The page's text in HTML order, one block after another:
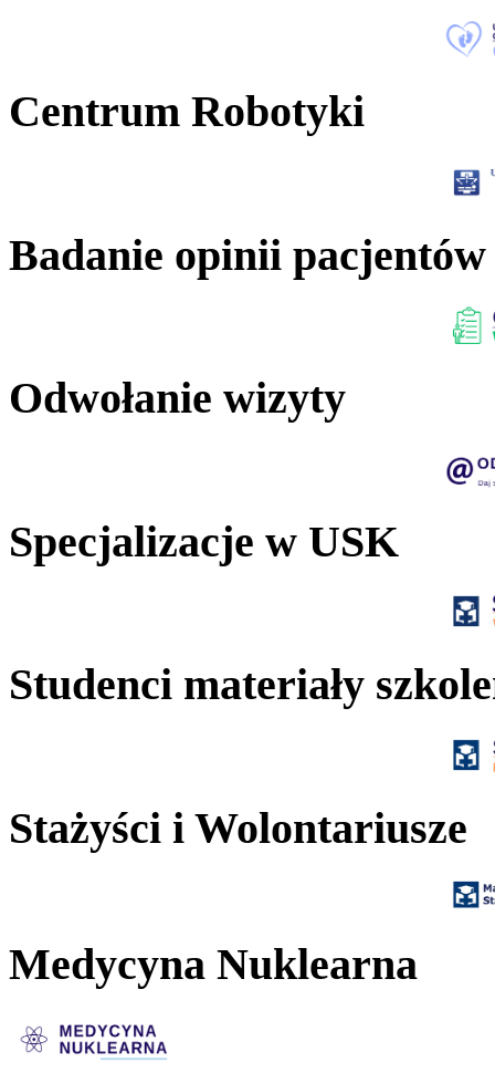
Centrum Robotyki
Badanie opinii pacjentów
Odwołanie wizyty
Specjalizacje w USK
Studenci materiały
Stażyści i Wolontariusze
Medycyna Nuklearna